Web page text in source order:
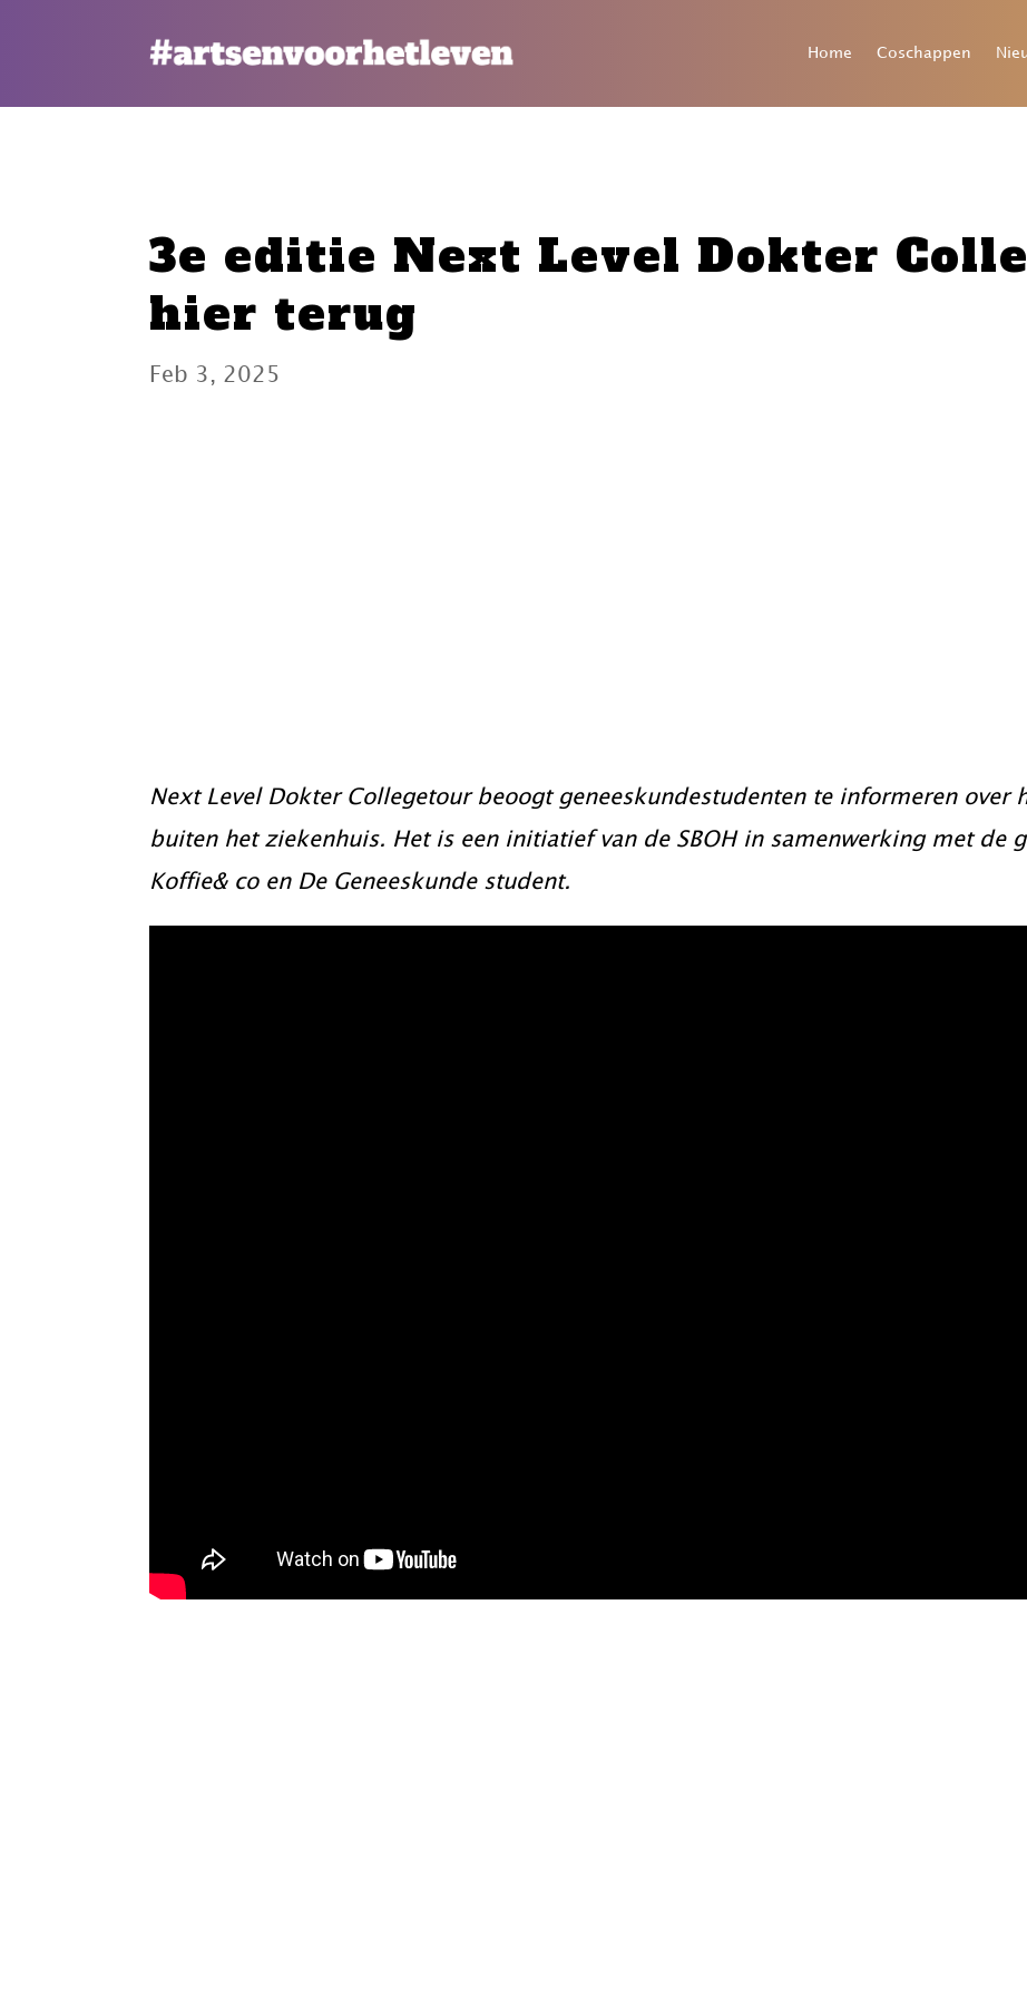
Home Coschappen
3e editie Next Level Dokter
hier terug
Feb 3, 2025
Next Level Dokter Collegetour beoogt geneeskundestudenten te informeren over
buiten het ziekenhuis. Het is een initiatief van de SBOH in samenwerking met de
Koffie& co en De Geneeskunde student.